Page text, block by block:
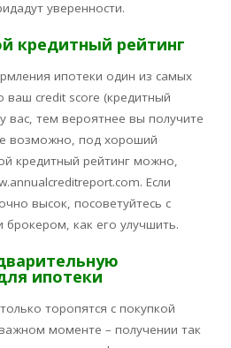
уверенности.
кредитный рейтинг
ипотеки один из самых
credit score (кредитный
вас, тем вероятнее вы получите
возможно, под хороший
кредитный рейтинг можно,
Если
высок, посоветуйтесь с
как его улучшить.
ипотеки
торопятся с покупкой
моменте – получении так